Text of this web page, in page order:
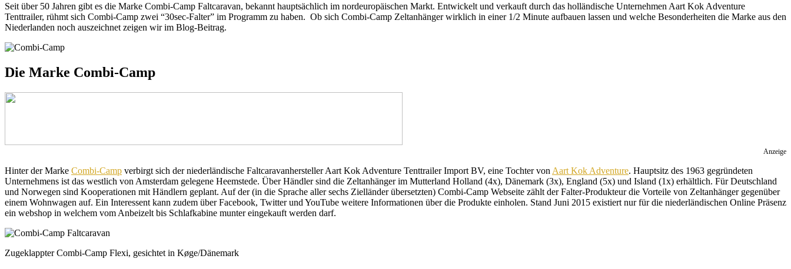
Seit über 50 Jahren gibt es die Marke Combi-Camp Faltcaravan, bekannt hauptsächlich im nordeuropäischen Markt. Entwickelt und verkauft durch das holländische Unternehmen Aart Kok Adventure
Tenttrailer, rühmt sich Combi-Camp zwei “30sec-Falter” im Programm zu haben. Ob sich Combi-Camp Zeltanhänger wirklich in einer 1/2 Minute aufbauen lassen und welche Besonderheiten die Marke aus den
Niederlanden noch auszeichnet zeigen wir im Blog-Beitrag.
Die Marke Combi-Camp
Anzeige
Hinter der Marke Combi-Camp verbirgt sich der niederländische Faltcaravanhersteller Aart Kok Adventure Tenttrailer Import BV, eine Tochter von Aart Kok Adventure. Hauptsitz des 1963 gegründeten
Unternehmens ist das westlich von Amsterdam gelegene Heemstede. Über Händler sind die Zeltanhänger im Mutterland Holland (4x), Dänemark (3x), England (5x) und Island (1x) erhältlich. Für Deutschland
und Norwegen sind Kooperationen mit Händlern geplant. Auf der (in die Sprache aller sechs Zielländer übersetzten) Combi-Camp Webseite zählt der Falter-Produkteur die Vorteile von Zeltanhänger gegenüber
einem Wohnwagen auf. Ein Interessent kann zudem über Facebook, Twitter und YouTube weitere Informationen über die Produkte einholen. Stand Juni 2015 existiert nur für die niederländischen Online Präsenz
ein webshop in welchem vom Anbeizelt bis Schlafkabine munter eingekauft werden darf.
Zugeklappter Combi-Camp Flexi, gesichtet in Køge/Dänemark